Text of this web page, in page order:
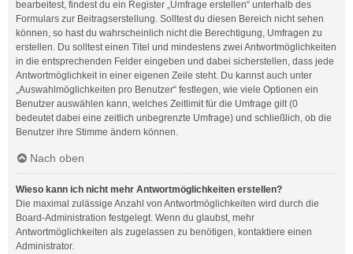
bearbeitest, findest du ein Register „Umfrage erstellen“ unterhalb des
Formulars zur Beitragserstellung. Solltest du diesen Bereich nicht sehen
können, so hast du wahrscheinlich nicht die Berechtigung, Umfragen zu
erstellen. Du solltest einen Titel und mindestens zwei Antwortmöglichkeiten
in die entsprechenden Felder eingeben und dabei sicherstellen, dass jede
Antwortmöglichkeit in einer eigenen Zeile steht. Du kannst auch unter
„Auswahlmöglichkeiten pro Benutzer“ festlegen, wie viele Optionen ein
Benutzer auswählen kann, welches Zeitlimit für die Umfrage gilt (0
bedeutet dabei eine zeitlich unbegrenzte Umfrage) und schließlich, ob die
Benutzer ihre Stimme ändern können.
Nach oben
Wieso kann ich nicht mehr Antwortmöglichkeiten erstellen?
Die maximal zulässige Anzahl von Antwortmöglichkeiten wird durch die
Board-Administration festgelegt. Wenn du glaubst, mehr
Antwortmöglichkeiten als zugelassen zu benötigen, kontaktiere einen
Administrator.